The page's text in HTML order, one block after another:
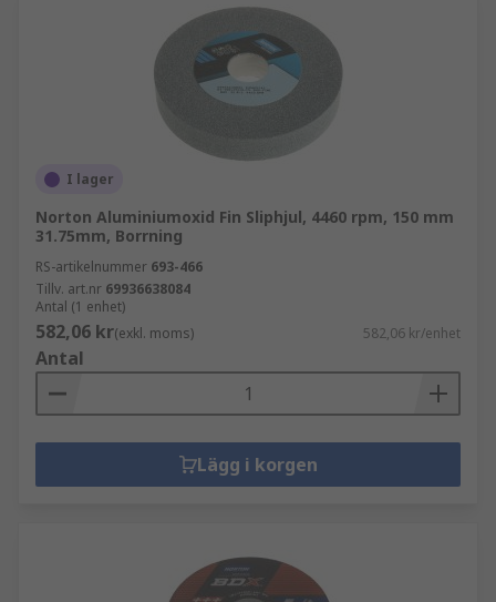
I lager
Norton Aluminiumoxid Fin Sliphjul, 4460 rpm, 150 mm
31.75mm, Borrning
RS-artikelnummer 693-466
Tillv. art.nr 69936638084
Antal (1 enhet)
582,06 kr(exkl. moms) 582,06 kr/enhet
Antal
Lägg i korgen